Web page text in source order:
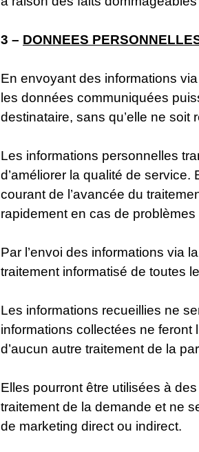
3 – DONNEES
En envoyant des informations
les données communiquées
destinataire, sans qu’elle ne soit
Les informations personnelles
d’améliorer la qualité de
courant de l’avancée du
rapidement en cas de problèmes
Par l’envoi des informations via
traitement informatisé de toutes
Les informations recueillies ne
informations collectées ne feront
d’aucun autre traitement de la
Elles pourront être utilisées à
traitement de la demande et ne
de marketing direct ou indirect.